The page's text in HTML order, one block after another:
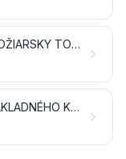
NÁSTROJE, NÁRADIE, NOŽIARSKY TOVAR, LYŽICE A VIDLIČKY, ZO ZÁKLADNÉHO KOVU; ICH ČASTI A SÚČASTI ZO ZÁKLADNÉHO KOVU
RÔZNE VÝROBKY ZO ZÁKLADNÉHO KOVU